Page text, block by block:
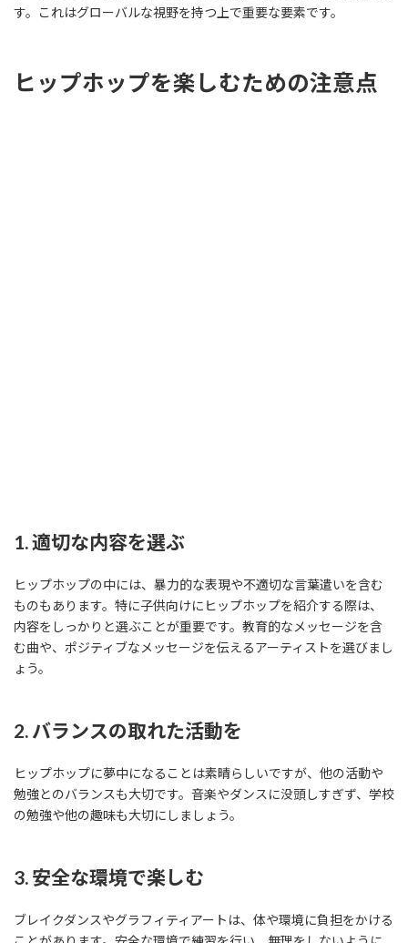
す。これはグローバルな視野を持つ上で重要な要素です。
ヒップホップを楽しむための注意点
1. 適切な内容を選ぶ
ヒップホップの中には、暴力的な表現や不適切な言葉遣いを含む
ものもあります。特に子供向けにヒップホップを紹介する際は、
内容をしっかりと選ぶことが重要です。教育的なメッセージを含
む曲や、ポジティブなメッセージを伝えるアーティストを選びまし
ょう。
2. バランスの取れた活動を
ヒップホップに夢中になることは素晴らしいですが、他の活動や
勉強とのバランスも大切です。音楽やダンスに没頭しすぎず、学校
の勉強や他の趣味も大切にしましょう。
3. 安全な環境で楽しむ
ブレイクダンスやグラフィティアートは、体や環境に負担をかける